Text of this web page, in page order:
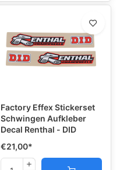
Factory Effex Stickerset
Schwingen Aufkleber
Decal Renthal - DID
€21,00*